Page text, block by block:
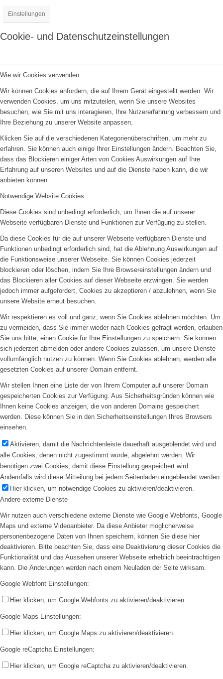
Einstellungen
Cookie- und Datenschutzeinstellungen
Wie wir Cookies verwenden
Wir können Cookies anfordern, die auf Ihrem Gerät eingestellt werden. Wir
verwenden Cookies, um uns mitzuteilen, wenn Sie unsere Websites
besuchen, wie Sie mit uns interagieren, Ihre Nutzererfahrung verbessern und
Ihre Beziehung zu unserer Website anpassen.
Klicken Sie auf die verschiedenen Kategorienüberschriften, um mehr zu
erfahren. Sie können auch einige Ihrer Einstellungen ändern. Beachten Sie,
dass das Blockieren einiger Arten von Cookies Auswirkungen auf Ihre
Erfahrung auf unseren Websites und auf die Dienste haben kann, die wir
anbieten können.
Notwendige Website Cookies
Diese Cookies sind unbedingt erforderlich, um Ihnen die auf unserer
Webseite verfügbaren Dienste und Funktionen zur Verfügung zu stellen.
Da diese Cookies für die auf unserer Webseite verfügbaren Dienste und
Funktionen unbedingt erforderlich sind, hat die Ablehnung Auswirkungen auf
die Funktionsweise unserer Webseite. Sie können Cookies jederzeit
blockieren oder löschen, indem Sie Ihre Browsereinstellungen ändern und
das Blockieren aller Cookies auf dieser Webseite erzwingen. Sie werden
jedoch immer aufgefordert, Cookies zu akzeptieren / abzulehnen, wenn Sie
unsere Website erneut besuchen.
Wir respektieren es voll und ganz, wenn Sie Cookies ablehnen möchten. Um
zu vermeiden, dass Sie immer wieder nach Cookies gefragt werden, erlauben
Sie uns bitte, einen Cookie für Ihre Einstellungen zu speichern. Sie können
sich jederzeit abmelden oder andere Cookies zulassen, um unsere Dienste
vollumfänglich nutzen zu können. Wenn Sie Cookies ablehnen, werden alle
gesetzten Cookies auf unserer Domain entfernt.
Wir stellen Ihnen eine Liste der von Ihrem Computer auf unserer Domain
gespeicherten Cookies zur Verfügung. Aus Sicherheitsgründen können wie
Ihnen keine Cookies anzeigen, die von anderen Domains gespeichert
werden. Diese können Sie in den Sicherheitseinstellungen Ihres Browsers
einsehen.
Aktivieren, damit die Nachrichtenleiste dauerhaft ausgeblendet wird und
alle Cookies, denen nicht zugestimmt wurde, abgelehnt werden. Wir
benötigen zwei Cookies, damit diese Einstellung gespeichert wird.
Andernfalls wird diese Mitteilung bei jedem Seitenladen eingeblendet werden.
Hier klicken, um notwendige Cookies zu aktivieren/deaktivieren.
Andere externe Dienste
Wir nutzen auch verschiedene externe Dienste wie Google Webfonts, Google
Maps und externe Videoanbieter. Da diese Anbieter möglicherweise
personenbezogene Daten von Ihnen speichern, können Sie diese hier
deaktivieren. Bitte beachten Sie, dass eine Deaktivierung dieser Cookies die
Funktionalität und das Aussehen unserer Webseite erheblich beeinträchtigen
kann. Die Änderungen werden nach einem Neuladen der Seite wirksam.
Google Webfont Einstellungen:
Hier klicken, um Google Webfonts zu aktivieren/deaktivieren.
Google Maps Einstellungen:
Hier klicken, um Google Maps zu aktivieren/deaktivieren.
Google reCaptcha Einstellungen:
Hier klicken, um Google reCaptcha zu aktivieren/deaktivieren.